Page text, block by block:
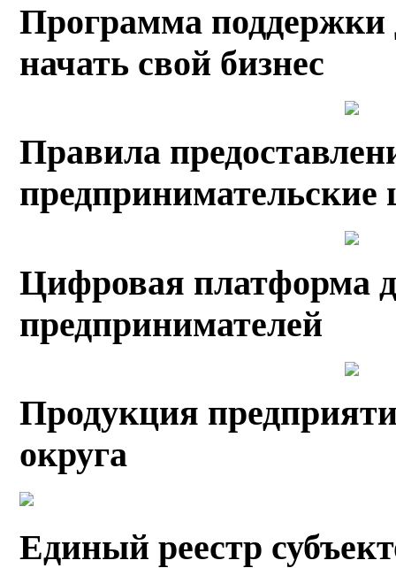
Программа
начать свой бизнес
Правила
предпринимательские
Цифровая платформа
предпринимателей
Продукция
округа
Единый реестр